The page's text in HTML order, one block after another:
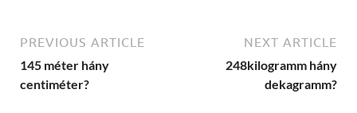
PREVIOUS ARTICLE
145 méter hány
centiméter?
NEXT ARTICLE
248kilogramm hány
dekagramm?